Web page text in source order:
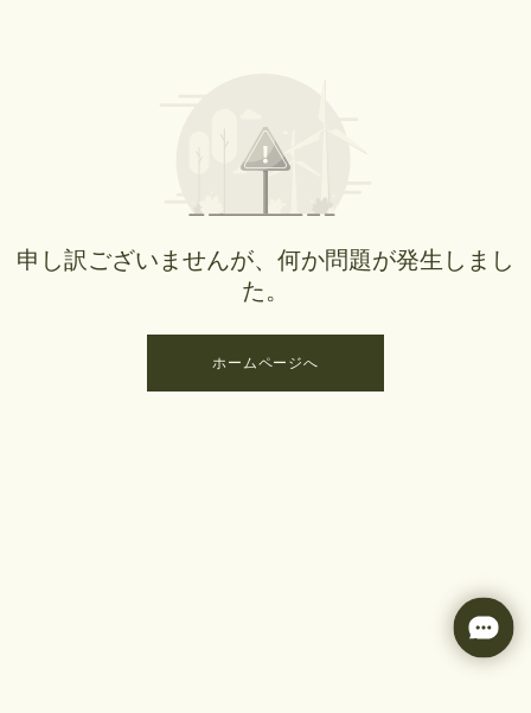
申し訳ございませんが、何か問題が発生しまし
た。
ホームページへ